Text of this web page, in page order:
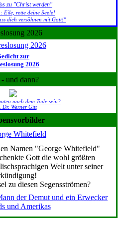
zu "Christ werden"
Eile, rette deine Seele!
dich versöhnen mit Gott!"
2026
zur
2026
und dann?
nach dem Tode sein?
Dr. Werner Gitt
Namen "George Whitefield"
Gott die wohl größten
Welt unter seiner
zu diesen Segensströmen?
der Demut und ein Erwecker
und Amerikas